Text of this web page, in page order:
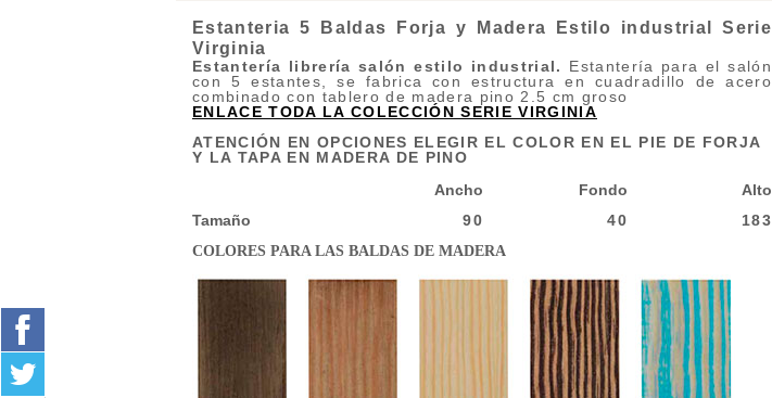
Estanteria 5 Baldas Forja y Madera Estilo industrial Serie
Virginia
Estantería librería salón estilo industrial.
Estantería para el salón
con 5 estantes, se fabrica con estructura en cuadradillo de acero
combinado con tablero de madera pino 2.5 cm groso
ENLACE TODA LA COLECCIÓN SERIE VIRGINIA
ATENCIÓN EN OPCIONES ELEGIR EL COLOR EN EL PIE DE FORJA
Y LA TAPA EN MADERA DE PINO
Ancho
Fondo
Alto
Tamaño
90 40 183
COLORES PARA LAS BALDAS DE MADERA